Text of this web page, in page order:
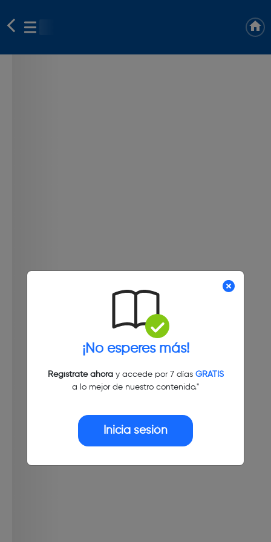
¡No esperes más!
Regístrate ahoray accede por 7 días GRATIS
a lo mejor de nuestro contenido."
Inicia sesión